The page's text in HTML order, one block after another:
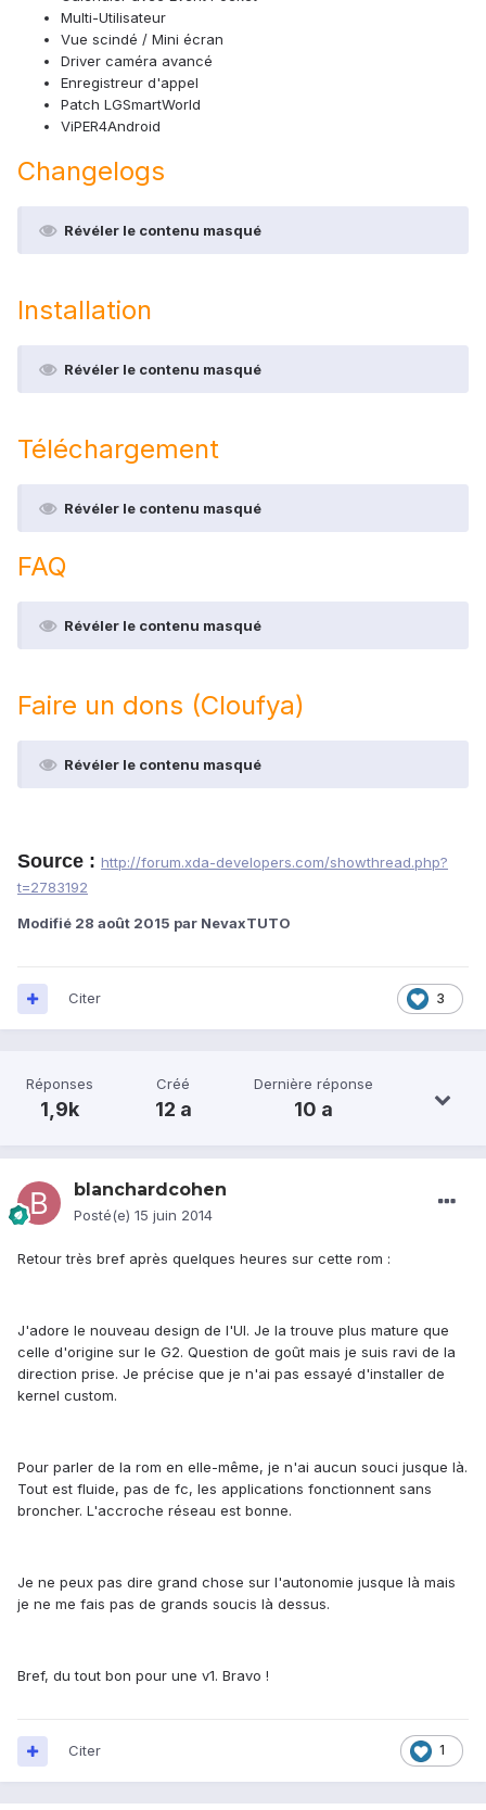
Multi-Utilisateur
Vue scindé / Mini écran
Driver caméra avancé
Enregistreur d'appel
Patch LGSmartWorld
ViPER4Android
Changelogs
Révéler le contenu masqué
Installation
Révéler le contenu masqué
Téléchargement
Révéler le contenu masqué
FAQ
Révéler le contenu masqué
Faire un dons (Cloufya)
Révéler le contenu masqué
Source : http://forum.xda-developers.com/showthread.php?
t=2783192
Modifié 28 août 2015 par NevaxTUTO
3
Citer
Réponses
1,9k
Créé
12 a
Dernière réponse
10 a
blanchardcohen
Posté(e) 15 juin 2014
Retour très bref après quelques heures sur cette rom :
J'adore le nouveau design de l'UI. Je la trouve plus mature que
celle d'origine sur le G2. Question de goût mais je suis ravi de la
direction prise. Je précise que je n'ai pas essayé d'installer de
kernel custom.
Pour parler de la rom en elle-même, je n'ai aucun souci jusque là.
Tout est fluide, pas de fc, les applications fonctionnent sans
broncher. L'accroche réseau est bonne.
Je ne peux pas dire grand chose sur l'autonomie jusque là mais
je ne me fais pas de grands soucis là dessus.
Bref, du tout bon pour une v1. Bravo !
1
Citer